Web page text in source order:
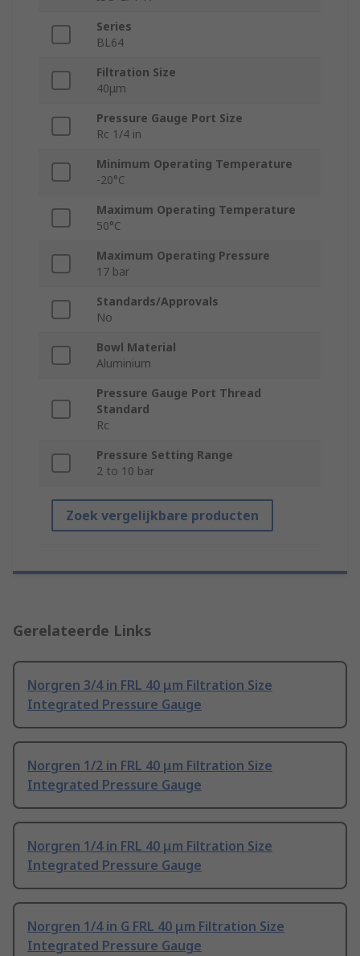
Series
BL64
Filtration Size
40μm
Pressure Gauge Port Size
Rc 1/4 in
Minimum Operating Temperature
-20°C
Maximum Operating Temperature
50°C
Maximum Operating Pressure
17 bar
Standards/Approvals
No
Bowl Material
Aluminium
Pressure Gauge Port Thread
Standard
Rc
Pressure Setting Range
2 to 10 bar
Zoek vergelijkbare producten
Gerelateerde Links
Norgren 3/4 in FRL 40 μm Filtration Size
Integrated Pressure Gauge
Norgren 1/2 in FRL 40 μm Filtration Size
Integrated Pressure Gauge
Norgren 1/4 in FRL 40 μm Filtration Size
Integrated Pressure Gauge
Norgren 1/4 in G FRL 40 μm Filtration Size
Integrated Pressure Gauge